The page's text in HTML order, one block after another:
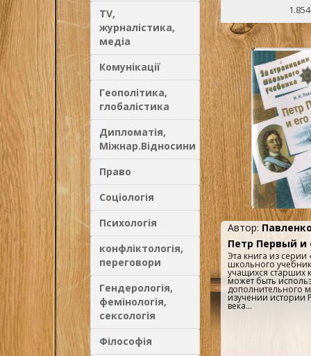
TV,
журналістика,
медіа
Комунікації
Геополітика,
глобалістика
Дипломатія,
Міжнар.Відносини
Право
Соціологія
Психологія
конфліктологія,
переговори
Гендерологія,
фемінологія,
сексологія
Філософія
Эрикссон
короле Карле XII -
известной и
однако,
саму войну, ни
Вступительное
исторических
сотрудник
истории РАН
богато
гравюры,
оружие и макеты
архивные
Петра I
табели участников
войск в битве при
также монеты и
ярче представить
держав и
правителей. Книга
подробнейшими
баталии на разных
списком научной и
популярной
языке о Северной
России и Швеции
Автор:
Петр Первый и
Эта книга из
школьного
учащихся старших
может быть
дополнительного
изучении истории
века...